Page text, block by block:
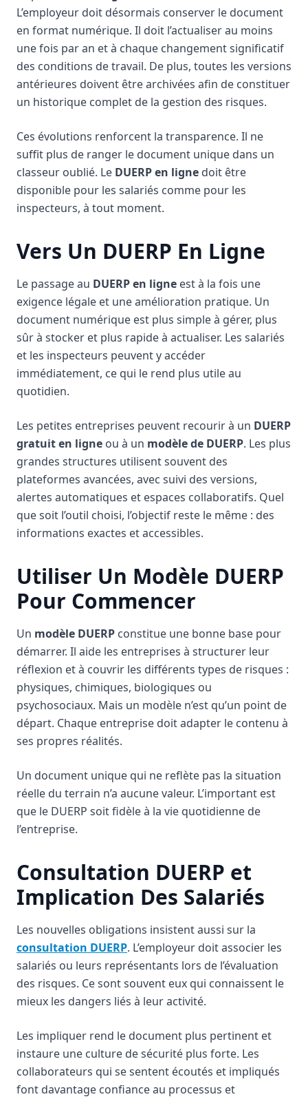
L’employeur doit désormais conserver le document
en format numérique. Il doit l’actualiser au moins
une fois par an et à chaque changement significatif
des conditions de travail. De plus, toutes les versions
antérieures doivent être archivées afin de constituer
un historique complet de la gestion des risques.
Ces évolutions renforcent la transparence. Il ne
suffit plus de ranger le document unique dans un
classeur oublié. Le DUERP en ligne doit être
disponible pour les salariés comme pour les
inspecteurs, à tout moment.
Vers Un DUERP En Ligne
Le passage au DUERP en ligne est à la fois une
exigence légale et une amélioration pratique. Un
document numérique est plus simple à gérer, plus
sûr à stocker et plus rapide à actualiser. Les salariés
et les inspecteurs peuvent y accéder
immédiatement, ce qui le rend plus utile au
quotidien.
Les petites entreprises peuvent recourir à un DUERP
gratuit en ligne ou à un modèle de DUERP. Les plus
grandes structures utilisent souvent des
plateformes avancées, avec suivi des versions,
alertes automatiques et espaces collaboratifs. Quel
que soit l’outil choisi, l’objectif reste le même : des
informations exactes et accessibles.
Utiliser Un Modèle DUERP
Pour Commencer
Un modèle DUERP constitue une bonne base pour
démarrer. Il aide les entreprises à structurer leur
réflexion et à couvrir les différents types de risques :
physiques, chimiques, biologiques ou
psychosociaux. Mais un modèle n’est qu’un point de
départ. Chaque entreprise doit adapter le contenu à
ses propres réalités.
Un document unique qui ne reflète pas la situation
réelle du terrain n’a aucune valeur. L’important est
que le DUERP soit fidèle à la vie quotidienne de
l’entreprise.
Consultation DUERP et
Implication Des Salariés
Les nouvelles obligations insistent aussi sur la
consultation DUERP. L’employeur doit associer les
salariés ou leurs représentants lors de l’évaluation
des risques. Ce sont souvent eux qui connaissent le
mieux les dangers liés à leur activité.
Les impliquer rend le document plus pertinent et
instaure une culture de sécurité plus forte. Les
collaborateurs qui se sentent écoutés et impliqués
font davantage confiance au processus et